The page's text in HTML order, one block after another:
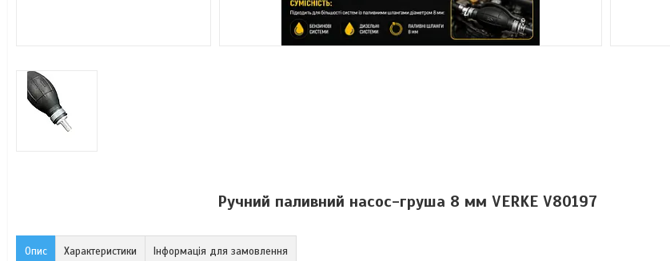
Ручний паливний насос-груша 8 мм VERKE V80197
Опис Характеристики Інформація для замовлення